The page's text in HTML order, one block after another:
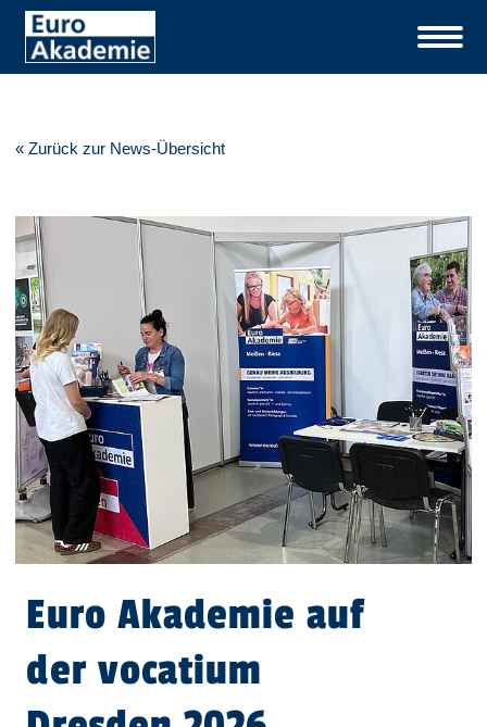
« Zurück zur News-Übersicht
Euro Akademie auf
der vocatium